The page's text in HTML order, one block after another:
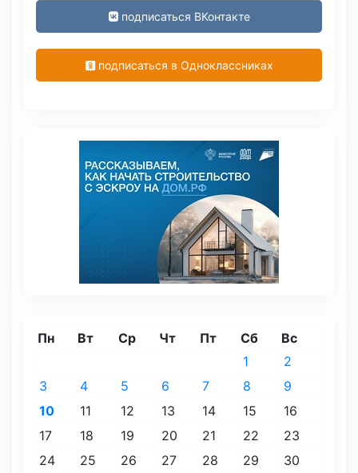
подписаться ВКонтакте
подписаться в Одноклассниках
Пн Вт Ср Чт Пт Сб Вс
1
2
3
4 5 6 7 8
9
10
11 12 13 14 15
16
17
18 19 20 21 22
23
24
25 26 27 28 29
30